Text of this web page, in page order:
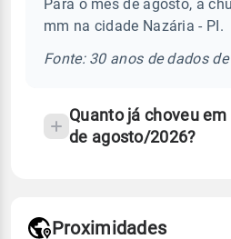
sobre
chuva
Para o mês de agosto, a
mm na cidade Nazária - PI.
Fonte: 30 anos de dados de
Quanto já choveu
de agosto/2026?
Proximidades